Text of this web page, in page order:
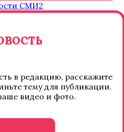
СМИ2
в редакцию, расскажите
тему для публикации.
видео и фото.